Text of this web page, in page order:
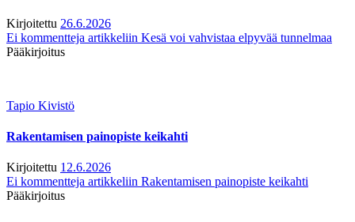
Kirjoitettu 26.6.2026
Ei kommentteja artikkeliin Kesä voi vahvistaa elpyvää tunnelmaa
Pääkirjoitus
Tapio Kivistö
Rakentamisen painopiste keikahti
Kirjoitettu 12.6.2026
Ei kommentteja artikkeliin Rakentamisen painopiste keikahti
Pääkirjoitus